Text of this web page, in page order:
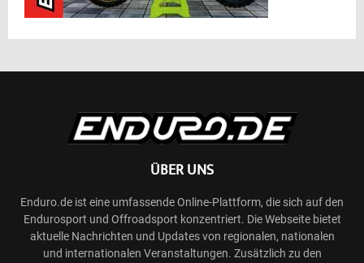
ÜBER UNS
Enduro.de ist eine umfassende Online-Plattform, die sich auf den
Endurosport und Offroadsport konzentriert. Die Webseite bietet
aktuelle Nachrichten und Updates von regionalen, nationalen
und internationalen Veranstaltungen. Zusätzlich zu den